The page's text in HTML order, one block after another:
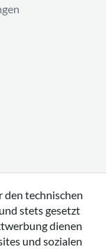
den technischen
stets gesetzt
dienen
und sozialen